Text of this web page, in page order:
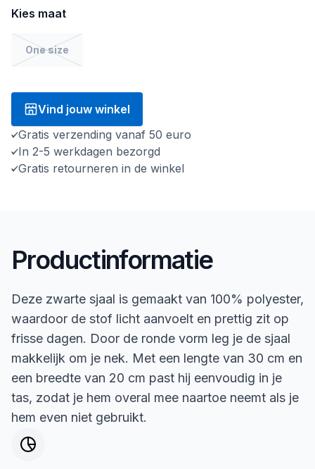
Kies maat
One size
Vind jouw winkel
Gratis verzending vanaf 50 euro
In 2-5 werkdagen bezorgd
Gratis retourneren in de winkel
Productinformatie
Deze zwarte sjaal is gemaakt van 100% polyester,
waardoor de stof licht aanvoelt en prettig zit op
frisse dagen. Door de ronde vorm leg je de sjaal
makkelijk om je nek. Met een lengte van 30 cm en
een breedte van 20 cm past hij eenvoudig in je
tas, zodat je hem overal mee naartoe neemt als je
hem even niet gebruikt.